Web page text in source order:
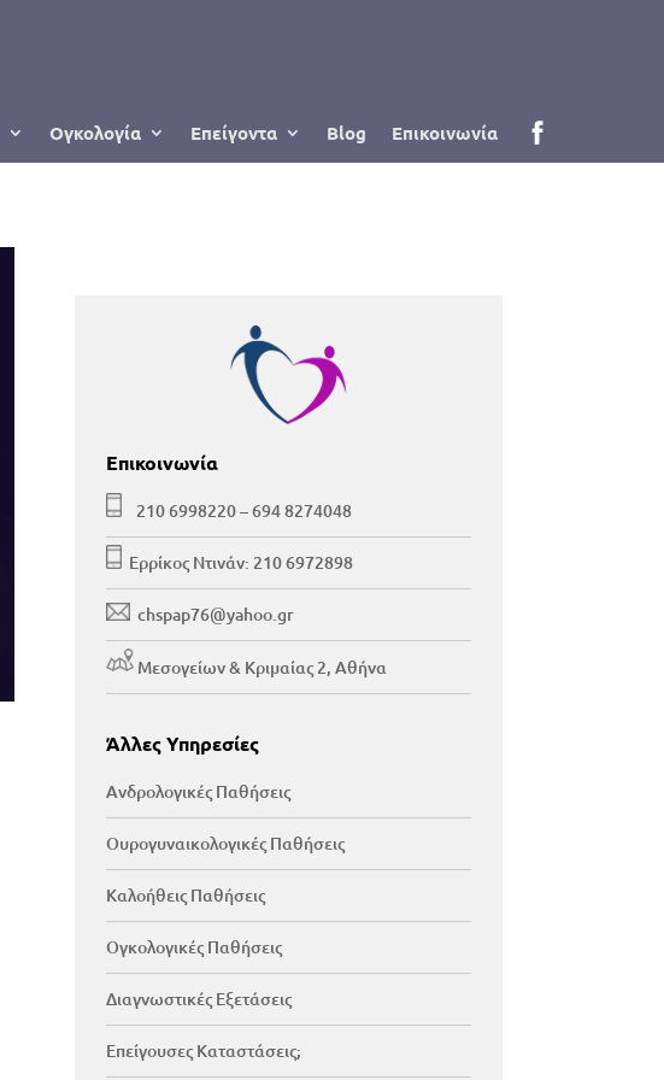
Ογκολογία Επείγοντα Blog Επικοινωνία
Επικοινωνία
210 6998220–694 8274048
Ερρίκος Ντινάν: 210 6972898
chspap76@yahoo.gr
Μεσογείων & Κριμαίας 2, Αθήνα
Άλλες Υπηρεσίες
Ανδρολογικές Παθήσεις
Ουρογυναικολογικές Παθήσεις
Καλοήθεις Παθήσεις
Ογκολογικές Παθήσεις
Διαγνωστικές Εξετάσεις
Επείγουσες Καταστάσεις;